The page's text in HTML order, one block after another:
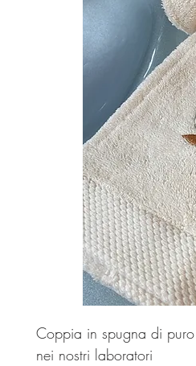
Coppia in spugna di
nei nostri laboratori